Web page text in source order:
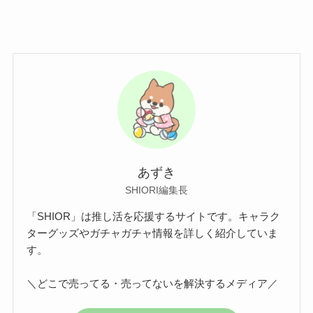
あずき
SHIORI編集長
「SHIOR」は推し活を応援するサイトです。キャラク
ターグッズやガチャガチャ情報を詳しく紹介していま
す。
＼どこで売ってる・売ってないを解決するメディア／